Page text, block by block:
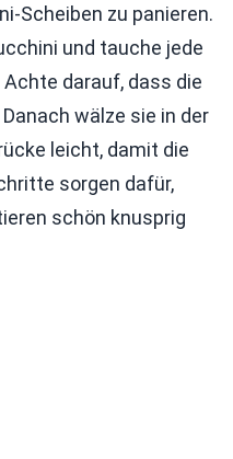
Scheiben zu panieren.
und tauche jede
darauf, dass die
wälze sie in der
leicht, damit die
sorgen dafür,
schön knusprig